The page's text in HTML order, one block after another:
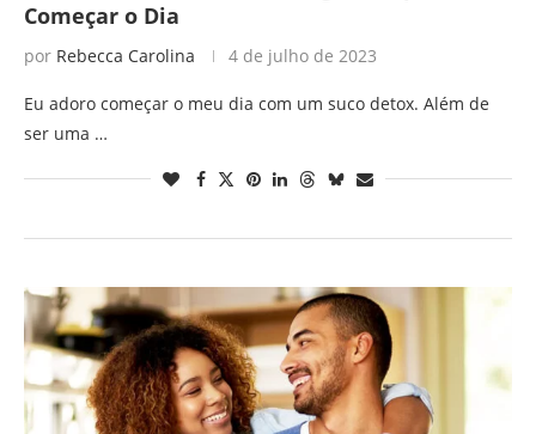
Começar o Dia
por Rebecca Carolina 4 de julho de 2023
Eu adoro começar o meu dia com um suco detox. Além de
ser uma …